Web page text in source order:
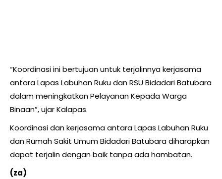
“Koordinasi ini bertujuan untuk terjalinnya kerjasama
antara Lapas Labuhan Ruku dan RSU Bidadari Batubara
dalam meningkatkan Pelayanan Kepada Warga
Binaan”, ujar Kalapas.
Koordinasi dan kerjasama antara Lapas Labuhan Ruku
dan Rumah Sakit Umum Bidadari Batubara diharapkan
dapat terjalin dengan baik tanpa ada hambatan.
(za)